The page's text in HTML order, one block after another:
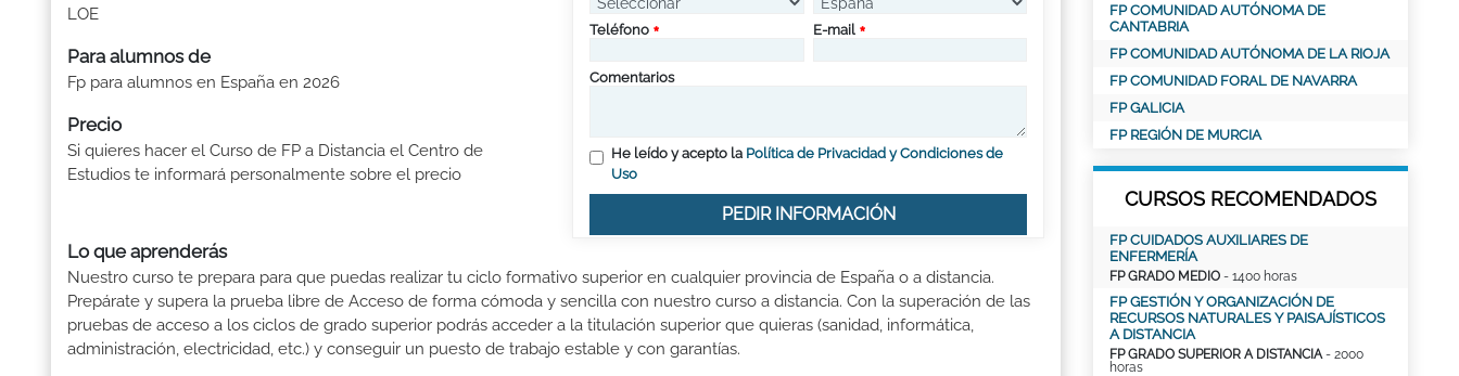
LOE
Para alumnos de
Fp para alumnos en España en 2026
Precio
Si quieres hacer el Curso de FP a Distancia el Centro de
Estudios te informará personalmente sobre el precio
Teléfono E-mail
Comentarios
He leído y acepto la Política de Privacidad y Condiciones de
Uso
PEDIR INFORMACIÓN
Lo que aprenderás
Nuestro curso te prepara para que puedas realizar tu ciclo formativo superior en cualquier provincia de España o a distancia.
Prepárate y supera la prueba libre de Acceso de forma cómoda y sencilla con nuestro curso a distancia. Con la superación de las
pruebas de acceso a los ciclos de grado superior podrás acceder a la titulación superior que quieras (sanidad, informática,
administración, electricidad, etc.) y conseguir un puesto de trabajo estable y con garantías.
FP COMUNIDAD AUTÓNOMA DE
CANTABRIA
FP COMUNIDAD AUTÓNOMA DE LA RIOJA
FP COMUNIDAD FORAL DE NAVARRA
FP GALICIA
FP REGIÓN DE MURCIA
CURSOS RECOMENDADOS
FP CUIDADOS AUXILIARES DE
ENFERMERÍA
FP GRADO MEDIO - 1400 horas
FP GESTIÓN Y ORGANIZACIÓN DE
RECURSOS NATURALES Y PAISAJÍSTICOS
A DISTANCIA
FP GRADO SUPERIOR A DISTANCIA- 2000
horas